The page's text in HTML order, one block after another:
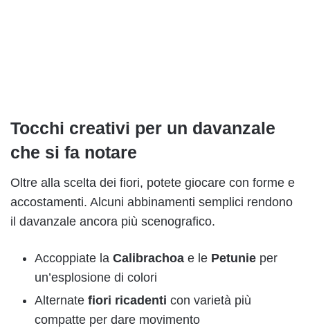
Tocchi creativi per un davanzale
che si fa notare
Oltre alla scelta dei fiori, potete giocare con forme e
accostamenti. Alcuni abbinamenti semplici rendono
il davanzale ancora più scenografico.
Accoppiate la Calibrachoa e le Petunie per
un’esplosione di colori
Alternate fiori ricadenti con varietà più
compatte per dare movimento